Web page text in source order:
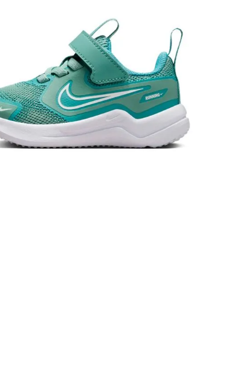
all star
8º
vans
9º
new balance
10º chuteira